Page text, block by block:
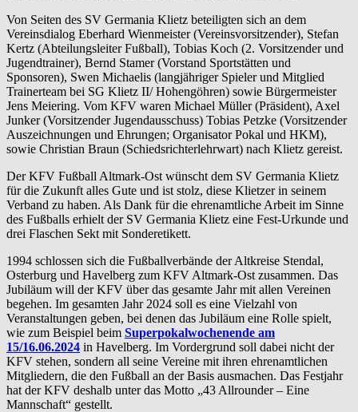
Von Seiten des SV Germania Klietz beteiligten sich an dem
Vereinsdialog Eberhard Wienmeister (Vereinsvorsitzender), Stefan
Kertz (Abteilungsleiter Fußball), Tobias Koch (2. Vorsitzender und
Jugendtrainer), Bernd Stamer (Vorstand Sportstätten und
Sponsoren), Swen Michaelis (langjähriger Spieler und Mitglied
Trainerteam bei SG Klietz II/ Hohengöhren) sowie Bürgermeister
Jens Meiering. Vom KFV waren Michael Müller (Präsident), Axel
Junker (Vorsitzender Jugendausschuss) Tobias Petzke (Vorsitzender
Auszeichnungen und Ehrungen; Organisator Pokal und HKM),
sowie Christian Braun (Schiedsrichterlehrwart) nach Klietz gereist.
Der KFV Fußball Altmark-Ost wünscht dem SV Germania Klietz
für die Zukunft alles Gute und ist stolz, diese Klietzer in seinem
Verband zu haben. Als Dank für die ehrenamtliche Arbeit im Sinne
des Fußballs erhielt der SV Germania Klietz eine Fest-Urkunde und
drei Flaschen Sekt mit Sonderetikett.
1994 schlossen sich die Fußballverbände der Altkreise Stendal,
Osterburg und Havelberg zum KFV Altmark-Ost zusammen. Das
Jubiläum will der KFV über das gesamte Jahr mit allen Vereinen
begehen. Im gesamten Jahr 2024 soll es eine Vielzahl von
Veranstaltungen geben, bei denen das Jubiläum eine Rolle spielt,
wie zum Beispiel beim Superpokalwochenende am
15/16.06.2024 in Havelberg. Im Vordergrund soll dabei nicht der
KFV stehen, sondern all seine Vereine mit ihren ehrenamtlichen
Mitgliedern, die den Fußball an der Basis ausmachen. Das Festjahr
hat der KFV deshalb unter das Motto „43 Allrounder – Eine
Mannschaft“ gestellt.